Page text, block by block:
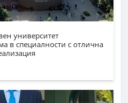
университет
в специалности с отлична